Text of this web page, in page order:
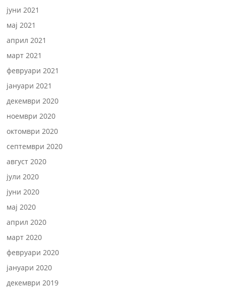
јуни 2021
мај 2021
април 2021
март 2021
февруари 2021
јануари 2021
декември 2020
ноември 2020
октомври 2020
септември 2020
август 2020
јули 2020
јуни 2020
мај 2020
април 2020
март 2020
февруари 2020
јануари 2020
декември 2019